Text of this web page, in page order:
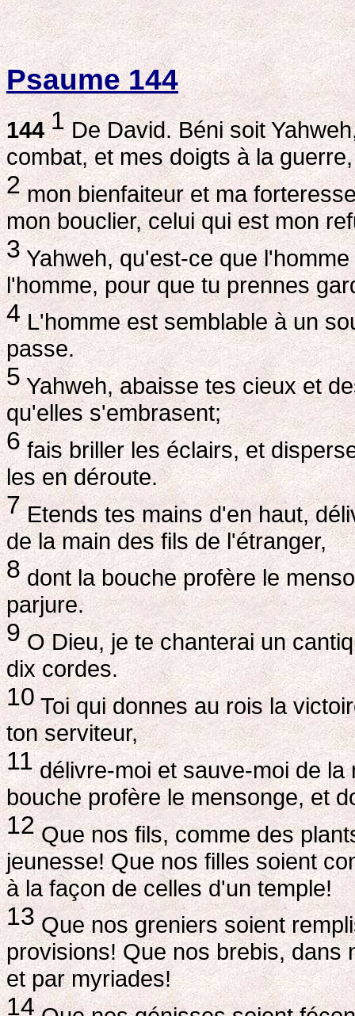
Psaume 144
144 1De David. Béni soit
combat, et mes doigts à la guerre,
2mon bienfaiteur et ma
mon bouclier, celui qui est mon
3Yahweh, qu'est-ce que
l'homme, pour que tu prennes
4L'homme est semblable à un
passe.
5Yahweh, abaisse tes cieux et
qu'elles s'embrasent;
6fais briller les éclairs, et
les en déroute.
7Etends tes mains d'en haut,
de la main des fils de l'étranger,
8dont la bouche profère le
parjure.
9O Dieu, je te chanterai un
dix cordes.
10Toi qui donnes au rois la
ton serviteur,
11délivre-moi et sauve-moi de la
bouche profère le mensonge, et
12Que nos fils, comme des
jeunesse! Que nos filles soient
à la façon de celles d'un temple!
13Que nos greniers soient
provisions! Que nos brebis, dans
et par myriades!
14